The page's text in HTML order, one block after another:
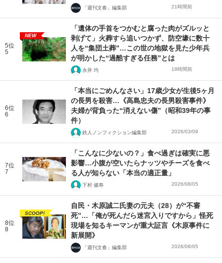
「週刊文春」編集部 21時間前
5位
5
NEW
「遺体の手首をつかむと腐った肉がズルッと
剥げて」火葬すら追いつかず、防空壕に数十
人を“集団土葬”…この世の地獄を見た少年兵
が明かした“過酷すぎる任務”とは
永井 均 18時間前
6位
6
「本当にごめんなさい」17歳少女が生後5ヶ月
の長男を殺害…《高島忠夫の長男殺害事件》
夫婦が背負った“消えない傷”（昭和39年の事
件）
鉄人ノンフィクション編集部 2026/03/09
7位
7
「こんなに少ないの？」食べ過ぎは確実に悪
影響…小腹が空いたらナッツやチーズを食べ
る人が知らない「本当の適正量」
下村 健寿 2026/08/05
8位
8
SCOOP!
自民・木原誠二氏妻の元夫（28）が“不審
死”…「俺が死んだら迷宮入りですから」怪死
現場を知るキーマンが重大証言《木原事件に
新展開》
「週刊文春」編集部 2026/08/05